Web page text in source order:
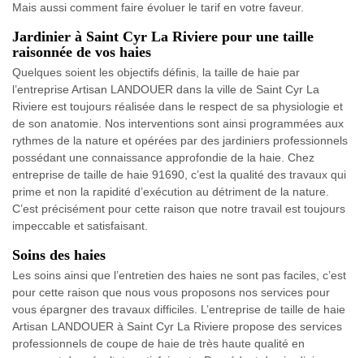
Mais aussi comment faire évoluer le tarif en votre faveur.
Jardinier à Saint Cyr La Riviere pour une taille
raisonnée de vos haies
Quelques soient les objectifs définis, la taille de haie par
l’entreprise Artisan LANDOUER dans la ville de Saint Cyr La
Riviere est toujours réalisée dans le respect de sa physiologie et
de son anatomie. Nos interventions sont ainsi programmées aux
rythmes de la nature et opérées par des jardiniers professionnels
possédant une connaissance approfondie de la haie. Chez
entreprise de taille de haie 91690, c’est la qualité des travaux qui
prime et non la rapidité d’exécution au détriment de la nature.
C’est précisément pour cette raison que notre travail est toujours
impeccable et satisfaisant.
Soins des haies
Les soins ainsi que l’entretien des haies ne sont pas faciles, c’est
pour cette raison que nous vous proposons nos services pour
vous épargner des travaux difficiles. L’entreprise de taille de haie
Artisan LANDOUER à Saint Cyr La Riviere propose des services
professionnels de coupe de haie de très haute qualité en